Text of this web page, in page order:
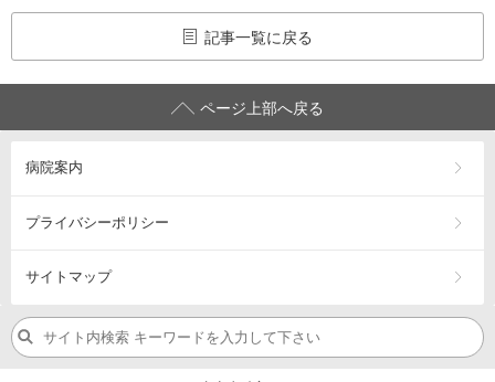
記事一覧に戻る
ページ上部へ戻る
病院案内
プライバシーポリシー
サイトマップ